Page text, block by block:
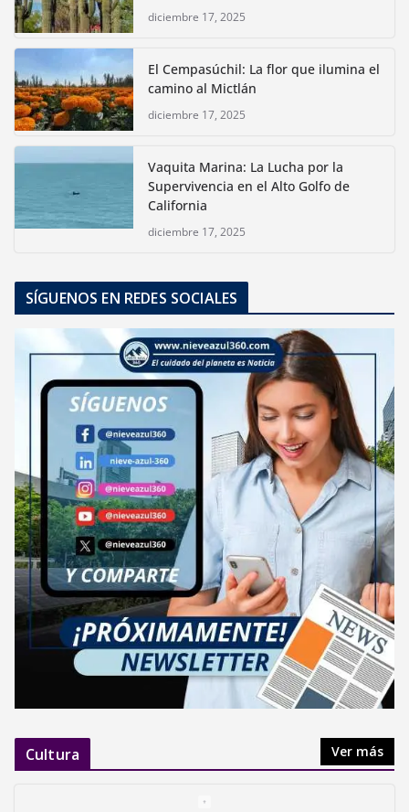
diciembre 17, 2025
El Cempasúchil: La flor que ilumina el
camino al Mictlán
diciembre 17, 2025
Vaquita Marina: La Lucha por la
Supervivencia en el Alto Golfo de
California
diciembre 17, 2025
SÍGUENOS EN REDES SOCIALES
Cultura Ver más